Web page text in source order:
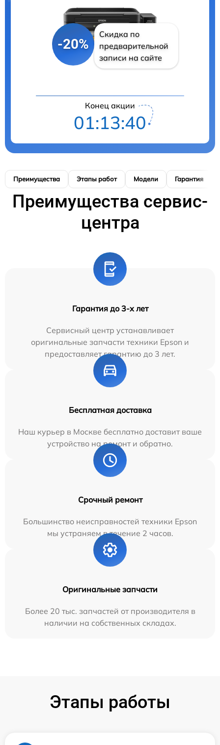
-20%
Скидка по
предварительной
записи на сайте
Конец акции
01:13:39
Преимущества Этапы работ Модели Гарантия
Преимущества сервис-
центра
Гарантия до 3-х лет
Сервисный центр устанавливает
оригинальные запчасти техники Epson и
предоставляет гарантию до 3 лет.
Бесплатная доставка
Наш курьер в Москве бесплатно доставит ваше
устройство на ремонт и обратно.
Срочный ремонт
Большинство неисправностей техники Epson
мы устраняем в течение 2 часов.
Оригинальные запчасти
Более 20 тыс. запчастей от производителя в
наличии на собственных складах.
Этапы работы